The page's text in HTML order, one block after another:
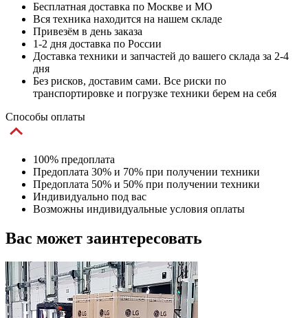
Бесплатная доставка по Москве и МО
Вся техника находится на нашем складе
Привезём в день заказа
1-2 дня доставка по России
Доставка техники и запчастей до вашего склада за 2-4
дня
Без рисков, доставим сами. Все риски по
транспортировке и погрузке техники берем на себя
Способы оплаты
100% предоплата
Предоплата 30% и 70% при получении техники
Предоплата 50% и 50% при получении техники
Индивидуально под вас
Возможны индивидуальные условия оплаты
Вас может заинтересовать